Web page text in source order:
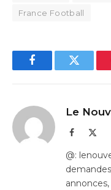
France Football
FacebookTwitter
Le
Facebook
@: